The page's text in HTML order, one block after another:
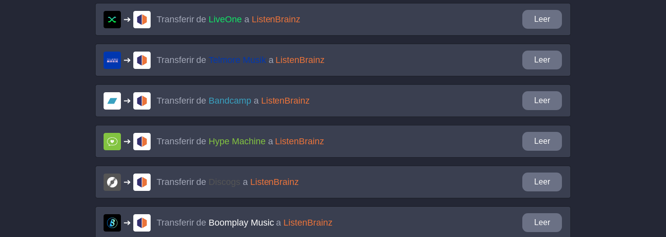
Transferir de LiveOnea ListenBrainz Leer
Transferir deTelmore Musika ListenBrainz Leer
Transferir de Bandcampa ListenBrainz Leer
Transferir de Hype Machinea ListenBrainz Leer
Transferir de Discogs a ListenBrainz Leer
Transferir de Boomplay Musica ListenBrainz Leer